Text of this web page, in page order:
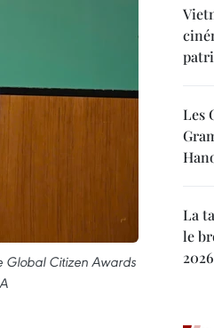
Global Citizen Awards
Les
La
le
2026